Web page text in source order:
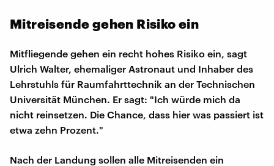
Mitreisende gehen Risiko ein
Mitfliegende gehen ein recht hohes Risiko ein, sagt
Ulrich Walter, ehemaliger Astronaut und Inhaber des
Lehrstuhls für Raumfahrttechnik an der Technischen
Universität München. Er sagt: "Ich würde mich da
nicht reinsetzen. Die Chance, dass hier was passiert ist
etwa zehn Prozent."
Nach der Landung sollen alle Mitreisenden ein